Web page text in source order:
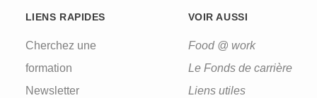
LIENS RAPIDES
Cherchez une
formation
Newsletter
VOIR AUSSI
Food @ work
Le Fonds de carrière
Liens utiles